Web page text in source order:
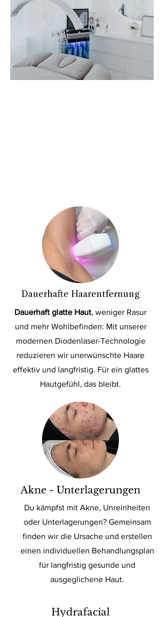
Dauerhafte Haarentfernung
Dauerhaft glatte Haut, weniger Rasur
und mehr Wohlbefinden: Mit unserer
modernen Diodenlaser-Technologie
reduzieren wir unerwünschte Haare
effektiv und langfristig. Für ein glattes
Hautgefühl, das bleibt.
Akne - Unterlagerungen
Hydrafacial
Du kämpfst mit Akne, Unreinheiten
oder Unterlagerungen? Gemeinsam
finden wir die Ursache und erstellen
einen individuellen Behandlungsplan
für langfristig gesunde und
ausgeglichene Haut.